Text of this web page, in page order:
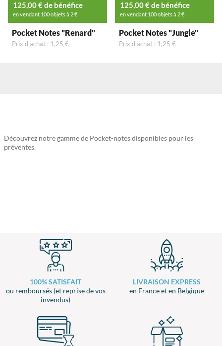
Découvrez notre gamme de Pocket-notes disponibles pour les
préventes.
Pocket Notes "Renard"
125,00 € de bénéfice
en vendant 100 objets à 2 €
Prix d'achat : 1,25 €
Pocket Notes "Jungle"
125,00 € de bénéfice
en vendant 100 objets à 2 €
Prix d'achat : 1,25 €
100% SATISFAIT
ou remboursés (et reprise de vos
invendus)
LIVRAISON EXPRESS
en France et en Belgique